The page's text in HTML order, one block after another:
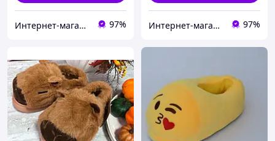
Интернет-магазин euro-imports.com.ua 97% Интернет-магазин euro-imports.com.ua 97%